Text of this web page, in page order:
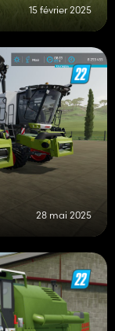
15 février 2025
28 mai 2025